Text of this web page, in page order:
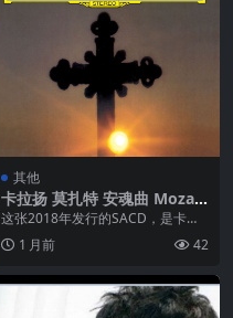
其他
卡拉扬 莫扎特 安魂曲 Mozart
– Requiem – Wiener Singve
rein, Berliner Philharmonik
er, Herbert von Karajan (20
这张2018年发行的SACD，是卡拉
扬指挥维也纳合唱团与柏林爱乐乐
团演绎莫扎特《...
1 月前 42